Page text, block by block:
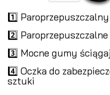
1️⃣
2️⃣
3️⃣ Mocne gumy
4️⃣ Oczka do
sztuki